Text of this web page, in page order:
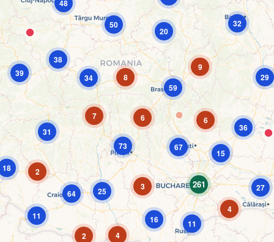
6
11
2
4
38
2
27
7
15
4
32
3
8
59
73
16
6
9
20
67
39
11
25
34
50
261
31
64
48
29
36
18